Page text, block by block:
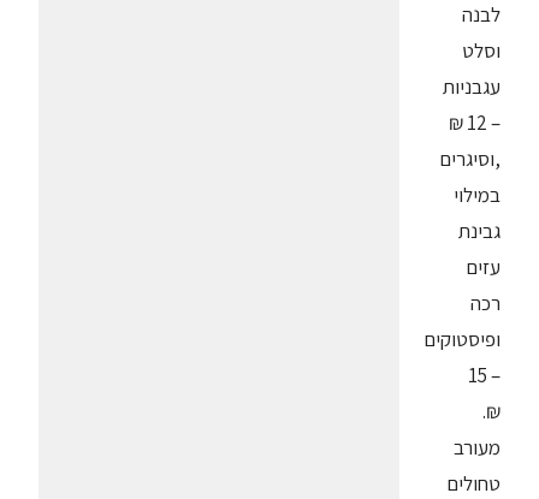
לבנה
וסלט
עגבניות
– 12 ₪
,וסיגרים
במילוי
גבינת
עזים
רכה
ופיסטוקים
– 15
₪.
מעורב
טחולים